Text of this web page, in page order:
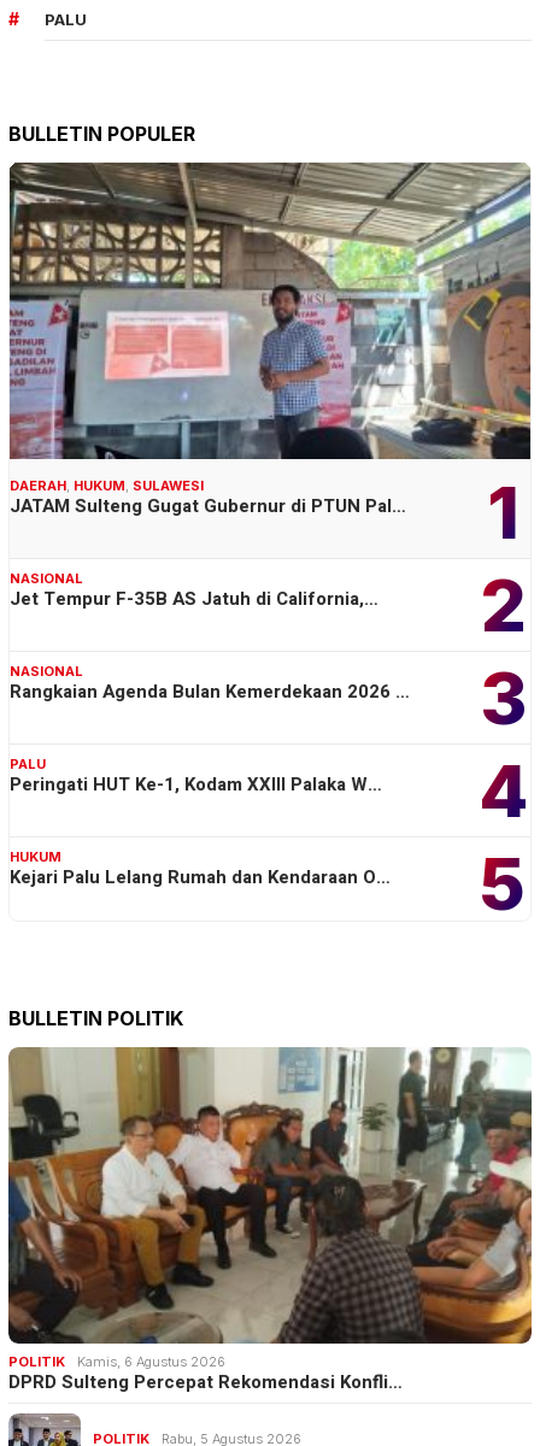
PALU
BULLETIN POPULER
1
DAERAH, HUKUM, SULAWESI
JATAM Sulteng Gugat Gubernur di PTUN Pal…
2
NASIONAL
Jet Tempur F-35B AS Jatuh di California,…
3
NASIONAL
Rangkaian Agenda Bulan Kemerdekaan 2026 …
4
PALU
Peringati HUT Ke-1, Kodam XXIII Palaka W…
5
HUKUM
Kejari Palu Lelang Rumah dan Kendaraan O…
BULLETIN POLITIK
POLITIK Kamis, 6 Agustus 2026
DPRD Sulteng Percepat Rekomendasi Konfli…
POLITIK Rabu, 5 Agustus 2026